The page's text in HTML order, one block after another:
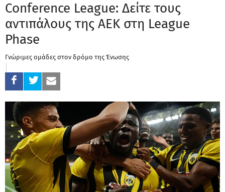
Conference League: Δείτε τους
αντιπάλους της ΑΕΚ στη League
Phase
Γνώριμες ομάδες στον δρόμο της Ένωσης